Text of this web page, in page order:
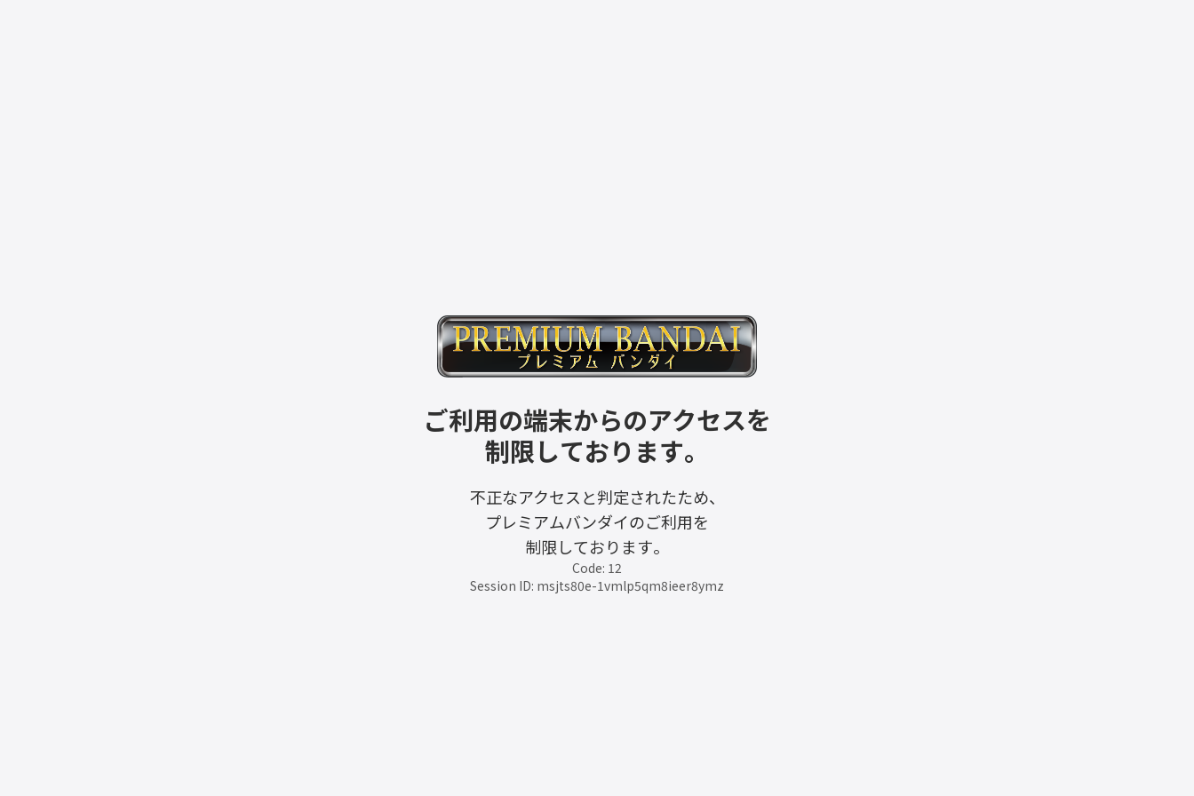
ご利用の端末からのアクセスを
制限しております。
不正なアクセスと判定されたため、
プレミアムバンダイのご利用を
制限しております。
Code: 12
Session ID: msjts80e-1vmlp5qm8ieer8ymz